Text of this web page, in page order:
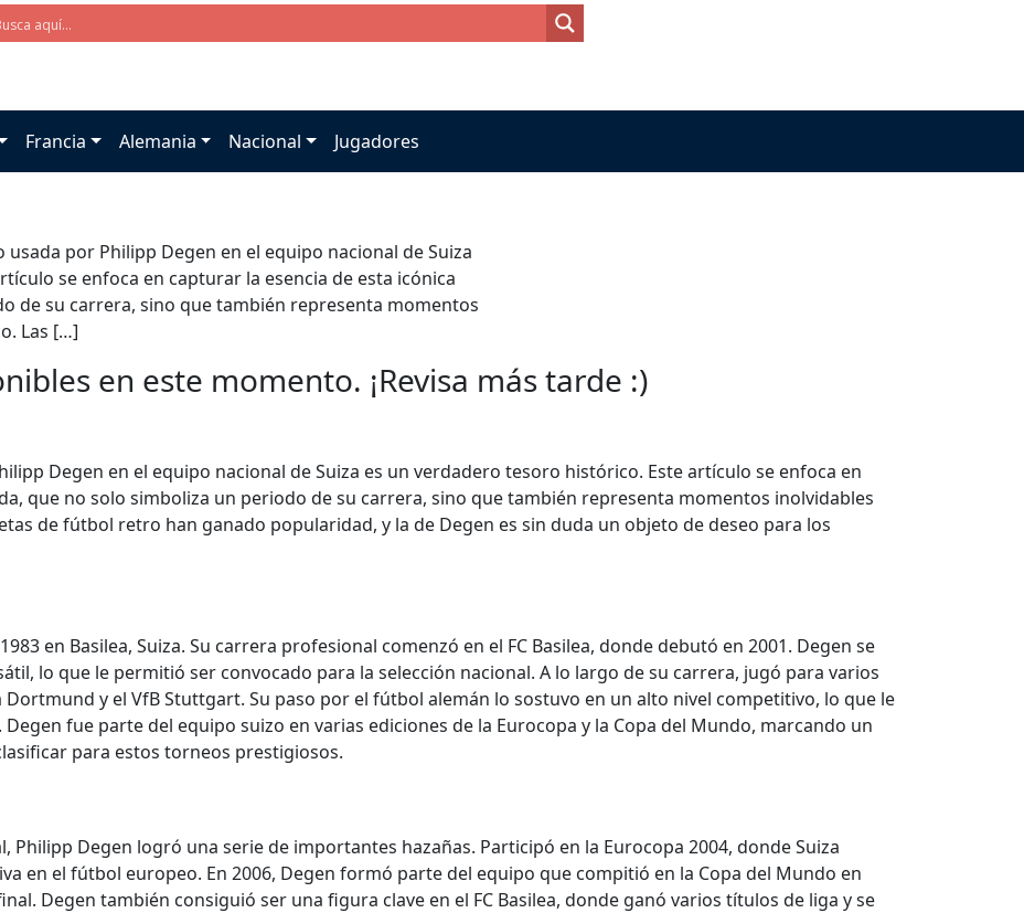
Francia Alemania Nacional Jugadores
por Philipp Degen en el equipo nacional de Suiza
se enfoca en capturar la esencia de esta icónica
de su carrera, sino que también representa momentos
Las […]
en este momento. ¡Revisa más tarde :)
Degen en el equipo nacional de Suiza es un verdadero tesoro histórico. Este artículo se enfoca en
que no solo simboliza un periodo de su carrera, sino que también representa momentos inolvidables
de fútbol retro han ganado popularidad, y la de Degen es sin duda un objeto de deseo para los
en Basilea, Suiza. Su carrera profesional comenzó en el FC Basilea, donde debutó en 2001. Degen se
lo que le permitió ser convocado para la selección nacional. A lo largo de su carrera, jugó para varios
y el VfB Stuttgart. Su paso por el fútbol alemán lo sostuvo en un alto nivel competitivo, lo que le
fue parte del equipo suizo en varias ediciones de la Eurocopa y la Copa del Mundo, marcando un
para estos torneos prestigiosos.
Philipp Degen logró una serie de importantes hazañas. Participó en la Eurocopa 2004, donde Suiza
en el fútbol europeo. En 2006, Degen formó parte del equipo que compitió en la Copa del Mundo en
Degen también consiguió ser una figura clave en el FC Basilea, donde ganó varios títulos de liga y se